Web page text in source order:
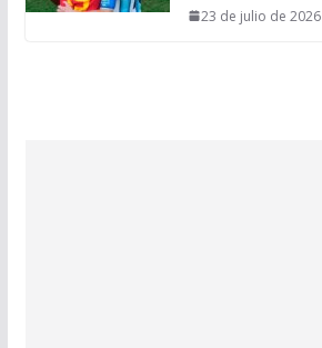
23 de julio de 2026